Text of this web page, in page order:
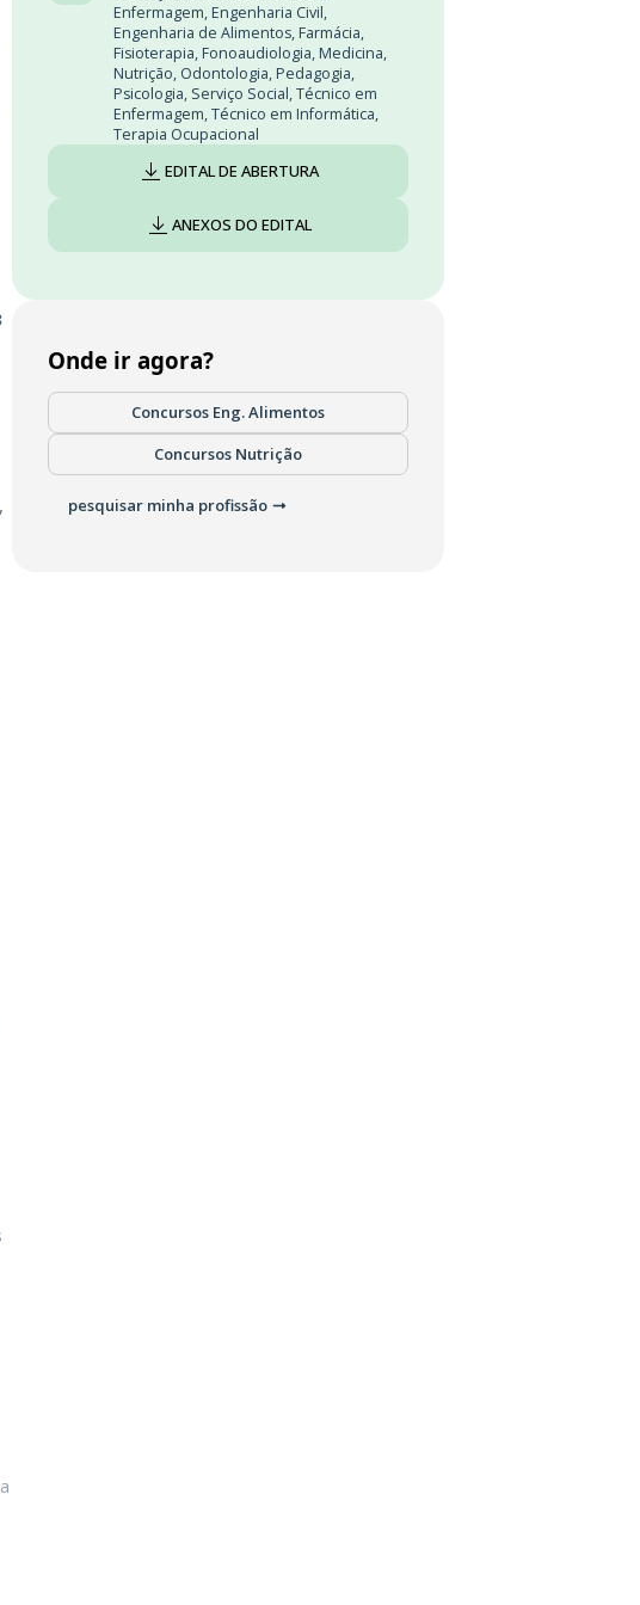
Enfermagem, Engenharia Civil,
Engenharia de Alimentos, Farmácia,
Fisioterapia, Fonoaudiologia, Medicina,
Nutrição, Odontologia, Pedagogia,
Psicologia, Serviço Social,Técnico em
Enfermagem,Técnico em Informática,
Terapia Ocupacional
EDITAL DE ABERTURA
ANEXOS DO EDITAL
Onde ir agora?
Concursos Eng. Alimentos
Concursos Nutrição
pesquisar minha profissão